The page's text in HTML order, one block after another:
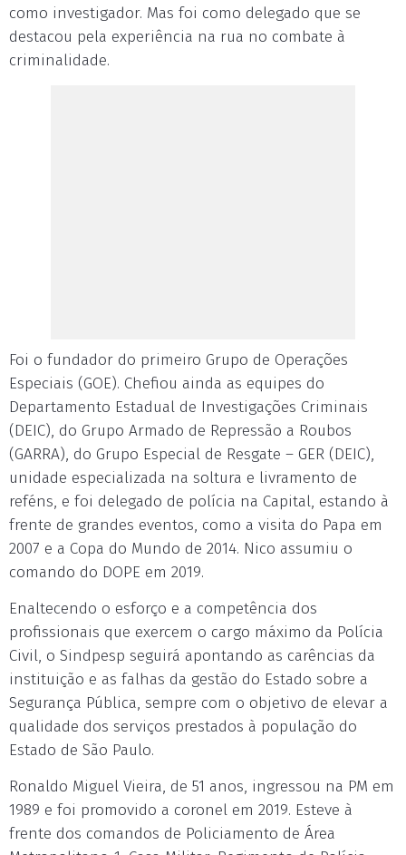
como investigador. Mas foi como delegado que se
destacou pela experiência na rua no combate à
criminalidade.
Foi o fundador do primeiro Grupo de Operações
Especiais (GOE). Chefiou ainda as equipes do
Departamento Estadual de Investigações Criminais
(DEIC), do Grupo Armado de Repressão a Roubos
(GARRA), do Grupo Especial de Resgate – GER (DEIC),
unidade especializada na soltura e livramento de
reféns, e foi delegado de polícia na Capital, estando à
frente de grandes eventos, como a visita do Papa em
2007 e a Copa do Mundo de 2014. Nico assumiu o
comando do DOPE em 2019.
Enaltecendo o esforço e a competência dos
profissionais que exercem o cargo máximo da Polícia
Civil, o Sindpesp seguirá apontando as carências da
instituição e as falhas da gestão do Estado sobre a
Segurança Pública, sempre com o objetivo de elevar a
qualidade dos serviços prestados à população do
Estado de São Paulo.
Ronaldo Miguel Vieira, de 51 anos, ingressou na PM em
1989 e foi promovido a coronel em 2019. Esteve à
frente dos comandos de Policiamento de Área